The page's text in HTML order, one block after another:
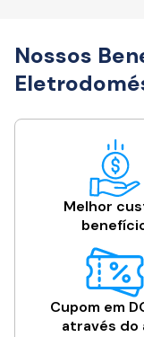
Nossos
Melhor
Cupom em
através do